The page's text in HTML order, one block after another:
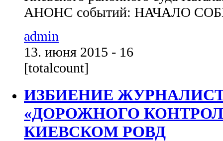
АНОНС событий: НАЧАЛО
admin
13. июня 2015 - 16
[totalcount]
ИЗБИЕНИЕ
«ДОРОЖНОГО
КИЕВСКОМ РОВД